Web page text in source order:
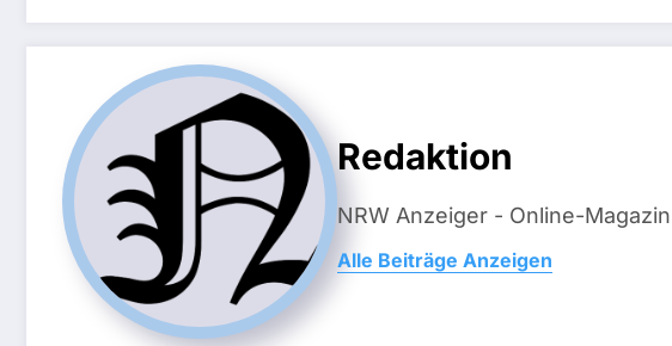
Redaktion
NRW Anzeiger - Online-
Alle Beiträge Anzeigen